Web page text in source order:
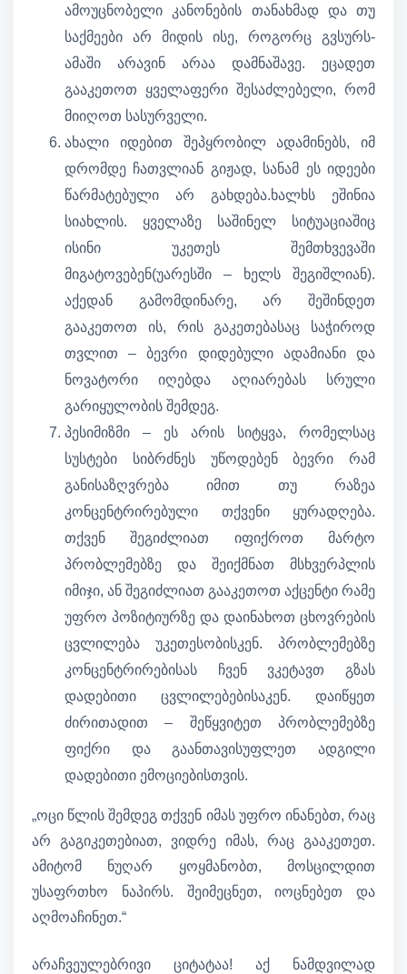
ამოუცნობელი კანონების თანახმად და თუ
საქმეები არ მიდის ისე, როგორც გვსურს-
ამაში არავინ არაა დამნაშავე. ეცადეთ
გააკეთოთ ყველაფერი შესაძლებელი, რომ
მიიღოთ სასურველი.
ახალი იდებით შეპყრობილ ადამინებს, იმ
დრომდე ჩათვლიან გიჟად, სანამ ეს იდეები
წარმატებული არ გახდება.ხალხს ეშინია
სიახლის. ყველაზე საშინელ სიტუაციაშიც
ისინი უკეთეს შემთხვევაში
მიგატოვებენ(უარესში – ხელს შეგიშლიან).
აქედან გამომდინარე, არ შეშინდეთ
გააკეთოთ ის, რის გაკეთებასაც საჭიროდ
თვლით – ბევრი დიდებული ადამიანი და
ნოვატორი იღებდა აღიარებას სრული
გარიყულობის შემდეგ.
პესიმიზმი – ეს არის სიტყვა, რომელსაც
სუსტები სიბრძნეს უწოდებენ ბევრი რამ
განისაზღვრება იმით თუ რაზეა
კონცენტრირებული თქვენი ყურადღება.
თქვენ შეგიძლიათ იფიქროთ მარტო
პრობლემებზე და შეიქმნათ მსხვერპლის
იმიჯი, ან შეგიძლიათ გააკეთოთ აქცენტი რამე
უფრო პოზიტიურზე და დაინახოთ ცხოვრების
ცვლილება უკეთესობისკენ. პრობლემებზე
კონცენტრირებისას ჩვენ ვკეტავთ გზას
დადებითი ცვლილებებისაკენ. დაიწყეთ
ძირითადით – შეწყვიტეთ პრობლემებზე
ფიქრი და გაანთავისუფლეთ ადგილი
დადებითი ემოციებისთვის.
„ოცი წლის შემდეგ თქვენ იმას უფრო ინანებთ, რაც
არ გაგიკეთებიათ, ვიდრე იმას, რაც გააკეთეთ.
ამიტომ ნუღარ ყოყმანობთ, მოსცილდით
უსაფრთხო ნაპირს. შეიმეცნეთ, იოცნებეთ და
აღმოაჩინეთ.“
არაჩვეულებრივი ციტატაა! აქ ნამდვილად